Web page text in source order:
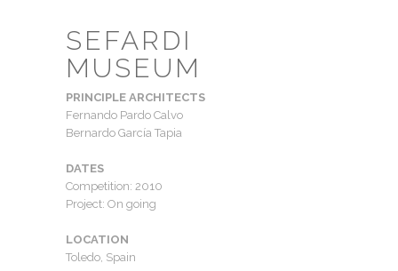
SEFARDI
MUSEUM
PRINCIPLE ARCHITECTS
Fernando Pardo Calvo
Bernardo García Tapia
DATES
Competition: 2010
Project: On going
LOCATION
Toledo, Spain